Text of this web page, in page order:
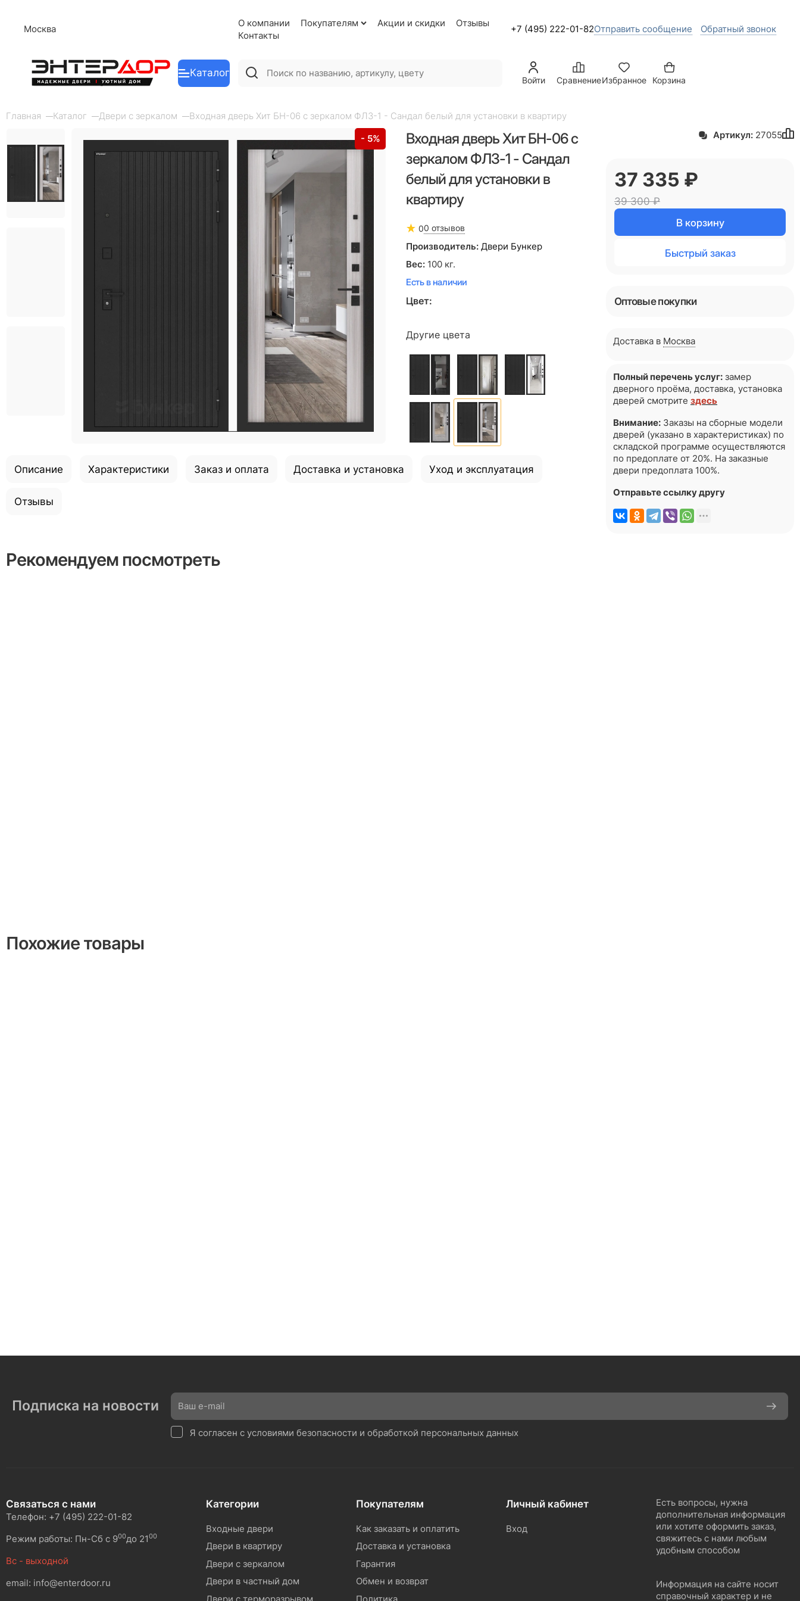
Москва
О компании Покупателям Акции и скидки
Отзывы
Контакты
+7 (495) 222-01-82Отправить сообщение Обратный звонок
Каталог
Войти СравнениеИзбранное Корзина
Главная Каталог Двери с зеркалом Входная дверь Хит БН-06 с зеркалом ФЛЗ-1 - Сандал белый для установки в квартиру
- 5%
Входная дверь Хит БН-06 с
зеркалом ФЛЗ-1 - Сандал
белый для установки в
квартиру
00 отзывов
Производитель: Двери Бункер
Вес: 100 кг.
Есть в наличии
Цвет:
Другие цвета
Описание Характеристики Заказ и оплата Доставка и установка Уход и эксплуатация
Отзывы
Рекомендуем посмотреть
Похожие товары
Артикул: 27055
39 300 ₽
37 335 ₽
В корзину
Быстрый заказ
Оптовые покупки
Доставка в Москва
Полный перечень услуг: замер
дверного проёма, доставка, установка
дверей смотрите здесь
Внимание: Заказы на сборные модели
дверей (указано в характеристиках) по
складской программе осуществляются
по предоплате от 20%. На заказные
двери предоплата 100%.
Отправьте ссылку другу
Подписка на новости
Я согласен с условиями безопасности и обработкой персональных данных
Связаться с нами
Телефон: +7 (495) 222-01-82
Режим работы: Пн-Сб с 900до 2100
Вс - выходной
email: info@enterdoor.ru
Категории
Входные двери
Двери в квартиру
Двери с зеркалом
Двери в частный дом
Покупателям
Как заказать и оплатить
Доставка и установка
Гарантия
Обмен и возврат
Личный кабинет
Вход
Есть вопросы, нужна
дополнительная информация
или хотите оформить заказ,
свяжитесь с нами любым
удобным способом
Информация на сайте носит
справочный характер и не